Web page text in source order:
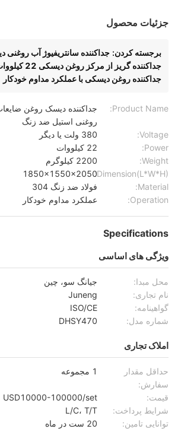
جزئیات محصول
برجسته کردن: جداکننده سانتریفیوژ آب روغنی
جداکننده گریز از مرکز روغن دیسکی 22 کیلووات
جداکننده روغن دیسکی با عملکرد مداوم خودکار
Product Name:
جداکننده دیسک روغن
روغنی استیل ضد زنگ
Voltage:
380 ولت یا دیگر
Power:
22 کیلووات
Weight:
2200 کیلوگرم
Dimension(L*W*H):
1850x1550x2050
Material:
فولاد ضد زنگ 304
Operation:
عملکرد مداوم خودکار
Specifications
ویژگی های اساسی
محل مبدا:
جیانگ سو، چین
نام تجاری:
Juneng
گواهینامه:
ISO/CE
شماره مدل:
DHSY470
املاک تجاری
حداقل مقدار
سفارش:
1 مجموعه
قیمت:
USD10000-100000/set
شرایط پرداخت:
L/C، T/T
توانایی تامین:
20 ست در ماه